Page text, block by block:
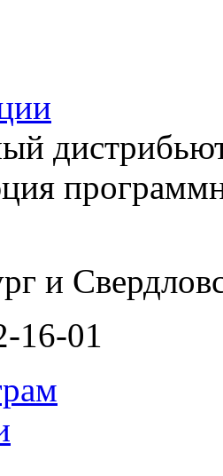
и
16-01